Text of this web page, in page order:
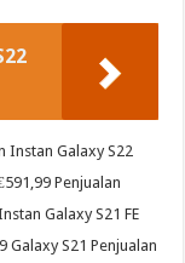
Instan Galaxy S22
Penjualan
Galaxy S21 FE
Galaxy S21 Penjualan